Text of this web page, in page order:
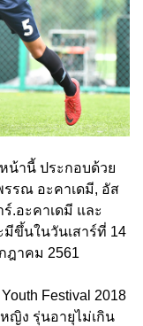
น้านี้ ประกอบด้วย
รรณ อะคาเดมี, อัส
.อะคาเดมี และ
ขึ้นในวันเสาร์ที่ 14
ฎาคม 2561
Festival 2018
ญิง รุ่นอายุไม่เกิน